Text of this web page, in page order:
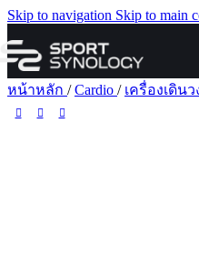
Skip to navigation Skip to main
หน้าหลัก / Cardio / เครื่องเดินว